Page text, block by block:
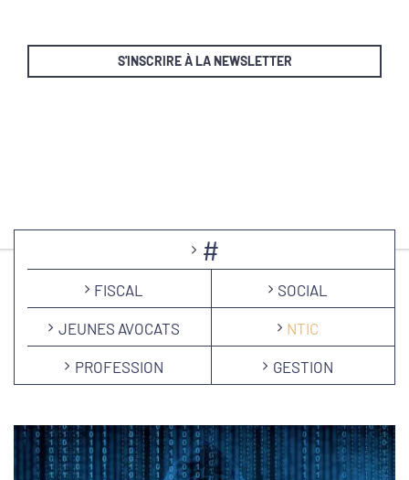
S'INSCRIRE À LA NEWSLETTER
#
FISCAL SOCIAL
JEUNES AVOCATS NTIC
PROFESSION GESTION